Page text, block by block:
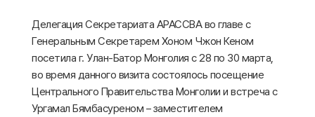
Делегация Секретариата АРАССВА во главе с
Генеральным Секретарем Хоном Чжон Кеном
посетила г. Улан-Батор Монголия с 28 по 30 марта,
во время данного визита состоялось посещение
Центрального Правительства Монголии и встреча с
Ургамал Бямбасуреном – заместителем